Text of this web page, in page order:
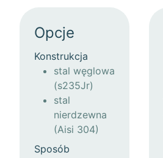
Opcje
Konstrukcja
stal węglowa
(s235Jr)
stal
nierdzewna
(Aisi 304)
Sposób